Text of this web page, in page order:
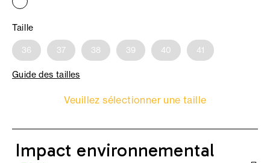
Taille
36 37 38 39 40 41
Guide des tailles
Veuillez sélectionner une taille
Impact environnemental